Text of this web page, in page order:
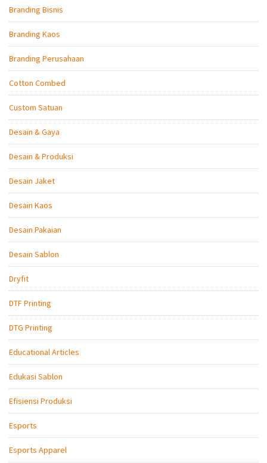
Branding Bisnis
Branding Kaos
Branding Perusahaan
Cotton Combed
Custom Satuan
Desain & Gaya
Desain & Produksi
Desain Jaket
Desain Kaos
Desain Pakaian
Desain Sablon
Dryfit
DTF Printing
DTG Printing
Educational Articles
Edukasi Sablon
Efisiensi Produksi
Esports
Esports Apparel